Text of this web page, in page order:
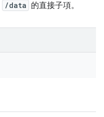
/data 的直接子項。